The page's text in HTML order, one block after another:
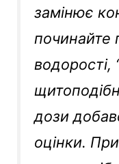
замінює
починайте
дози
оцінки.